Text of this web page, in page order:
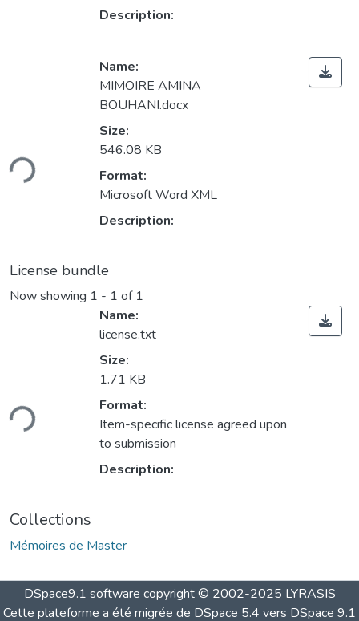
Description:
Name:
MIMOIRE AMINA
BOUHANI.docx
Size:
546.08 KB
Format:
Microsoft Word XML
Description:
License bundle
Now showing 1 - 1 of 1
Name:
license.txt
Size:
1.71 KB
Format:
Item-specific license agreed upon
to submission
Description:
Collections
Mémoires de Master
DSpace9.1 software copyright © 2002-2025 LYRASIS
Cette plateforme a été migrée de DSpace 5.4 vers DSpace 9.1